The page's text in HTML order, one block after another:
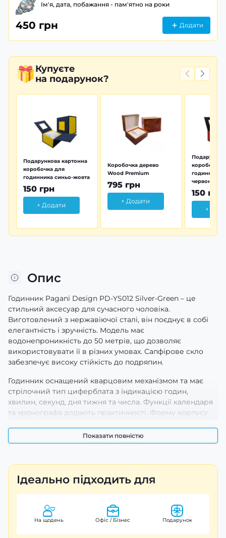
Ім'я, дата, побажання - пам'ятно на роки
450 грн Додати
Купуєте
на подарунок?
Подарункова картонна
коробочка для
годинника синьо-жовта
150 грн
+ Додати
Коробочка дерево
Wood Premium
795 грн
+ Додати
коробочка
годинника
червона
150 грн
+
Опис
Годинник Pagani Design PD-YS012 Silver-Green – це
стильний аксесуар для сучасного чоловіка.
Виготовлений з нержавіючої сталі, він поєднує в собі
елегантність і зручність. Модель має
водонепроникність до 50 метрів, що дозволяє
використовувати її в різних умовах. Сапфірове скло
забезпечує високу стійкість до подряпин.
Годинник оснащений кварцовим механізмом та має
стрілочний тип циферблата з індикацією годин,
хвилин, секунд, дня тижня та числа. Функції календаря
та хронографа додають практичності. Форму корпусу
сріблястий корпус і зелений силіконовий ремінець –
надають йому сучасного вигляду.
Вага годинника становить 108,5 г, а довжина і ширина
ремінця – 21,5 см та 24,5 см відповідно. Годинник має 12-
місячну гарантію, що свідчить про високу якість
продукції. Pagani Design PD-YS012 – ідеальний вибір
для тих, хто цінує стиль і функціональність.
Показати повністю
Ідеально підходить для
На щодень Офіс / Бізнес Подарунок